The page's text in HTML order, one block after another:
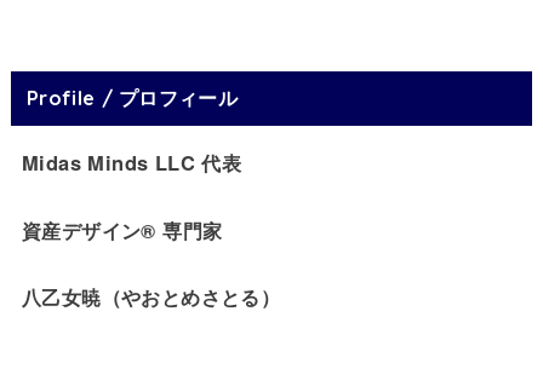
Profile / プロフィール
Midas Minds LLC 代表
資産デザイン® 専門家
八乙女暁（やおとめさとる）